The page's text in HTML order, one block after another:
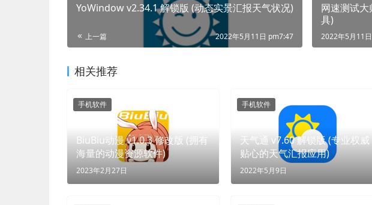
YoWindow v2.34.1 解锁版 (动态实景汇报天气状况)
上一篇 2022年5月11日 pm7:47
网速测试
具)
2022年5月11
相关推荐
BiuBiu动漫 v1.0.3 修改版 (拥有
海量的动漫资源软件)
2023年2月27日
手机软件
天气通 v7.60 解锁版 (专业权威
贴心的天气汇报应用)
2022年5月9日
手机软件